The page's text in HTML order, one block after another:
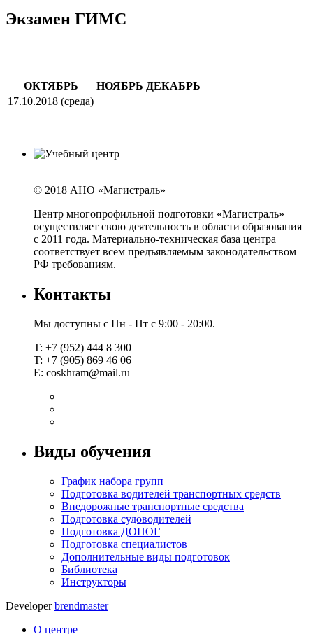
Экзамен ГИМС
ОКТЯБРЬ НОЯБРЬ ДЕКАБРЬ
17.10.2018 (среда)
© 2018 АНО «Магистраль»
Центр многопрофильной подготовки «Магистраль»
осуществляет свою деятельность в области образования
с 2011 года. Материально-техническая база центра
соответствует всем предъявляемым законодательством
РФ требованиям.
Контакты
Мы доступны с Пн - Пт с 9:00 - 20:00.
T: +7 (952) 444 8 300
T: +7 (905) 869 46 06
E: coskhram@mail.ru
Виды обучения
График набора групп
Подготовка водителей транспортных средств
Внедорожные транспортные средства
Подготовка судоводителей
Подготовка ДОПОГ
Подготовка специалистов
Дополнительные виды подготовок
Библиотека
Инструкторы
Developerbrendmaster
О центре